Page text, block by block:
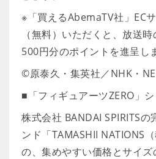
※「買えるAbemaTV社」EC
（無料）いただくと、放送
500円分のポイントを進呈し
©原泰久・集英社／NHK・
■「フィギュアーツZERO」
株式会社 BANDAI SPIRITS
ンド「TAMASHII NATIONS
の、集めやすい価格とサイズ